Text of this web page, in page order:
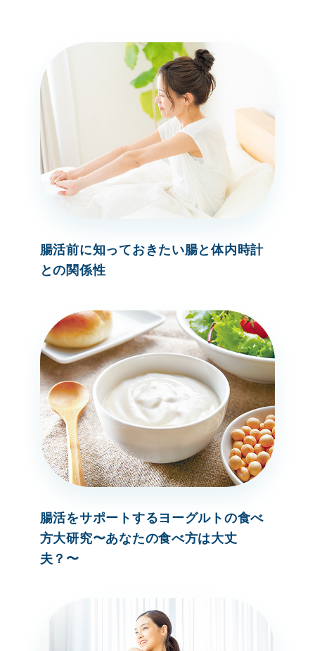
腸活前に知っておきたい腸と体内時計
との関係性
腸活をサポートするヨーグルトの食べ
方大研究〜あなたの食べ方は大丈
夫？〜